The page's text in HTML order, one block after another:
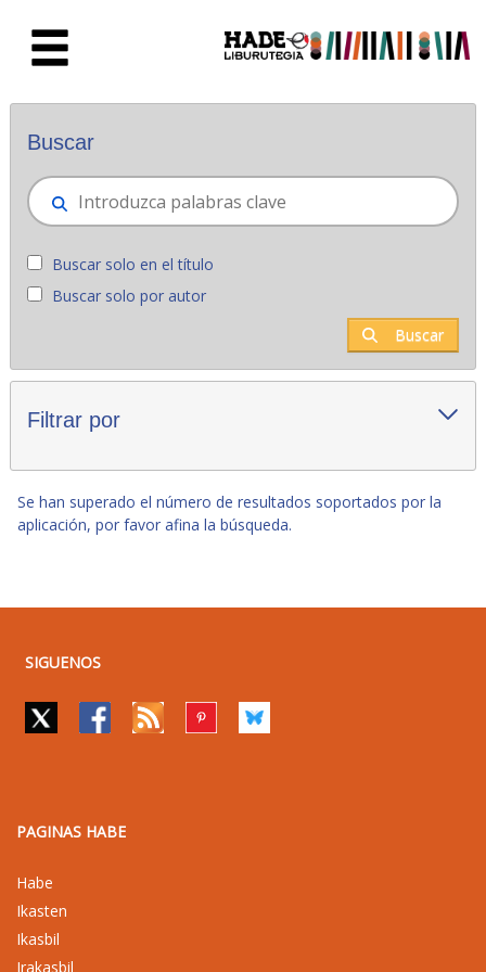
Novedades - Liburutegia
Buscar
Buscar solo en el título
Buscar solo por autor
Buscar
Filtrar por
Se han superado el número de resultados soportados por la
aplicación, por favor afina la búsqueda.
SIGUENOS
PAGINAS HABE
Habe
Ikasten
Ikasbil
Irakasbil